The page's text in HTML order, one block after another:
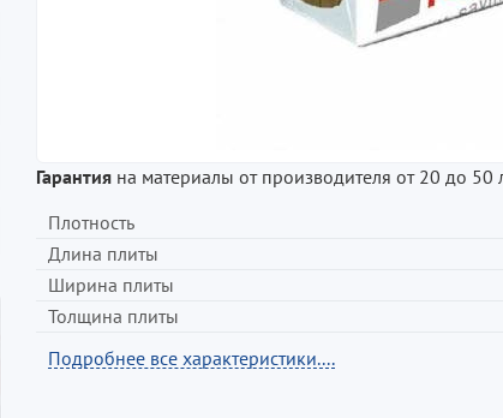
Гарантия на материалы от производителя от 20 до 50
Плотность
Длина плиты
Ширина плиты
Толщина плиты
Подробнее все характеристики....